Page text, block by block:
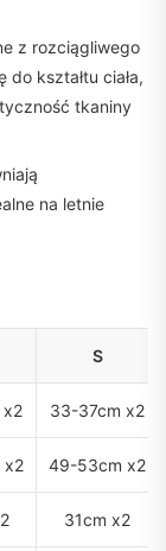
z rozciągliwego
do kształtu ciała,
tkaniny
na letnie
S
x2 33-37cm x2
x2 49-53cm x2
31cm x2